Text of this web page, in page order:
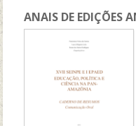
ANAIS DE EDIÇÕES